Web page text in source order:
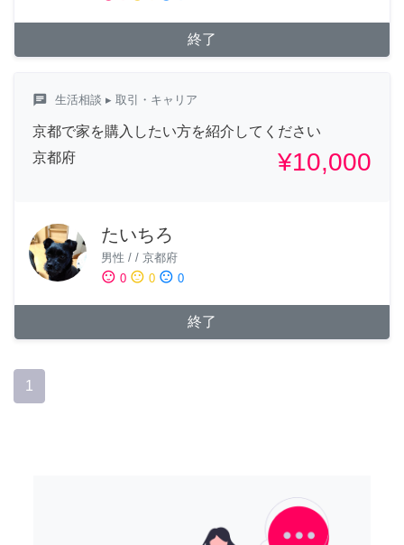
終了
chat 生活相談 ▸ 取引・キャリア
京都で家を購入したい方を紹介してください
京都府
¥10,000
たいちろ
男性 / / 京都府
sentiment_satisfied 0 sentiment_neutral 0 sentiment_dissatisfied 0
終了
1